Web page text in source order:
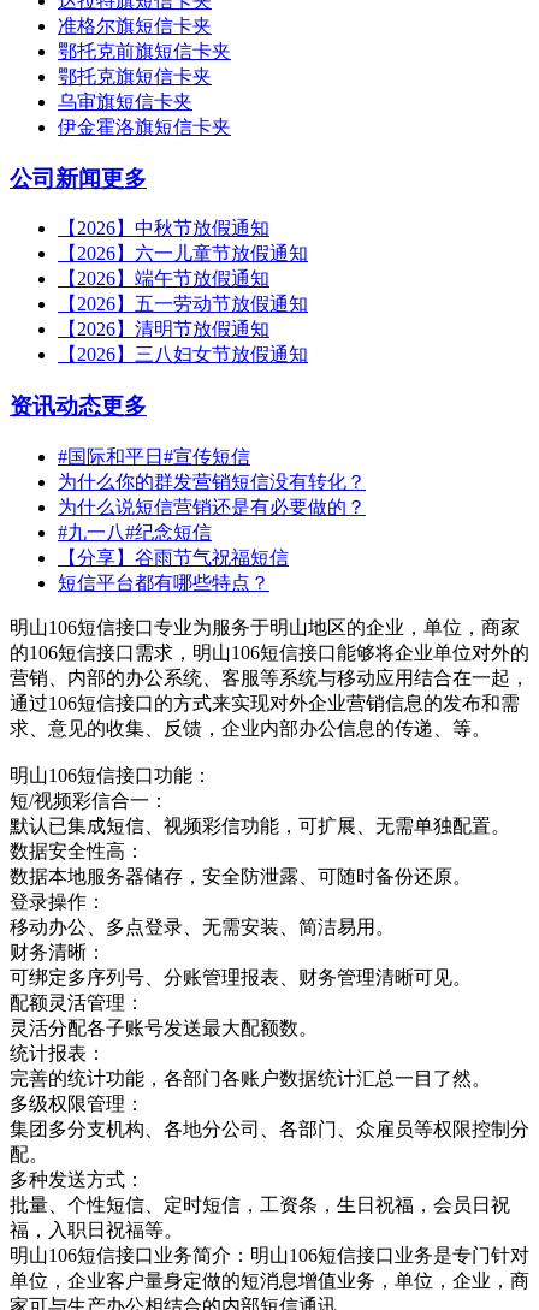
准格尔旗短信卡夹
鄂托克前旗短信卡夹
鄂托克旗短信卡夹
乌审旗短信卡夹
伊金霍洛旗短信卡夹
公司新闻更多
【2026】中秋节放假通知
【2026】六一儿童节放假通知
【2026】端午节放假通知
【2026】五一劳动节放假通知
【2026】清明节放假通知
【2026】三八妇女节放假通知
资讯动态更多
#国际和平日#宣传短信
为什么你的群发营销短信没有转化？
为什么说短信营销还是有必要做的？
#九一八#纪念短信
【分享】谷雨节气祝福短信
短信平台都有哪些特点？
明山106短信接口专业为服务于明山地区的企业，单位，商家
的106短信接口需求，明山106短信接口能够将企业单位对外的
营销、内部的办公系统、客服等系统与移动应用结合在一起，
通过106短信接口的方式来实现对外企业营销信息的发布和需
求、意见的收集、反馈，企业内部办公信息的传递、等。
明山106短信接口功能：
短/视频彩信合一：
默认已集成短信、视频彩信功能，可扩展、无需单独配置。
数据安全性高：
数据本地服务器储存，安全防泄露、可随时备份还原。
登录操作：
移动办公、多点登录、无需安装、简洁易用。
财务清晰：
可绑定多序列号、分账管理报表、财务管理清晰可见。
配额灵活管理：
灵活分配各子账号发送最大配额数。
统计报表：
完善的统计功能，各部门各账户数据统计汇总一目了然。
多级权限管理：
集团多分支机构、各地分公司、各部门、众雇员等权限控制分
配。
多种发送方式：
批量、个性短信、定时短信，工资条，生日祝福，会员日祝
福，入职日祝福等。
明山106短信接口业务简介：明山106短信接口业务是专门针对
单位，企业客户量身定做的短消息增值业务，单位，企业，商
家可与生产办公相结合的内部短信通讯，